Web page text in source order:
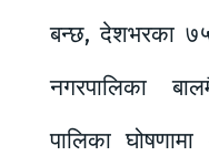
बन्छ, देशभरका
नगरपालिका
पालिका